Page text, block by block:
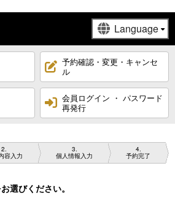
予約確認・変更・キャンセ
ル
会員ログイン ・ パスワード
再発行
2
容入力
3
個人情報入力
4
予約完了
選びください。